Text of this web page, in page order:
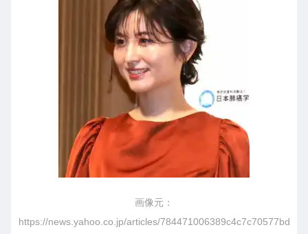
画像元：
https://news.yahoo.co.jp/articles/784471006389c4c7c70577bd